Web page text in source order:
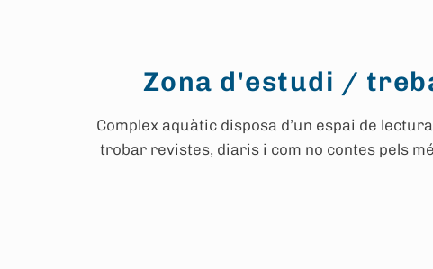
Zona d'estudi /
Complex aquàtic disposa d’un espai de
trobar revistes, diaris i com no contes pels